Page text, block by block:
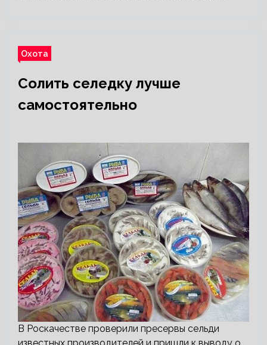
Охота
Солить селедку лучше
самостоятельно
В Роскачестве проверили пресервы сельди